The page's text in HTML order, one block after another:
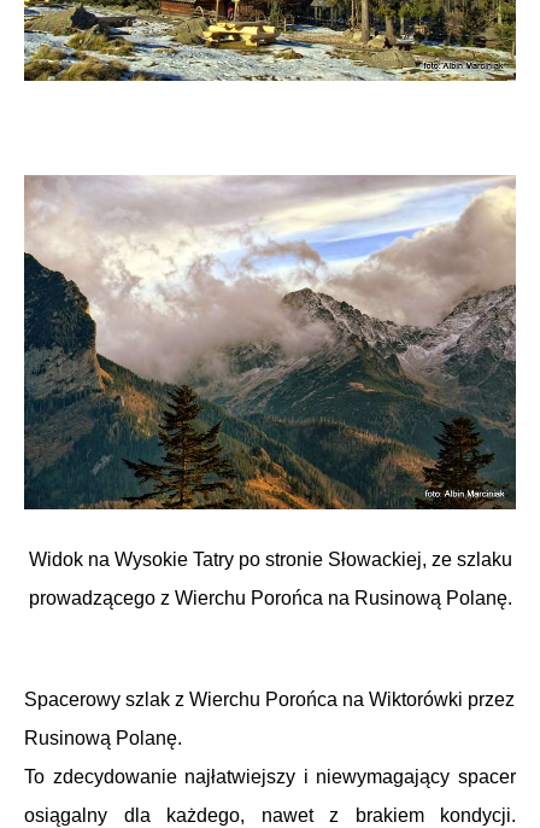
Widok na Wysokie Tatry po stronie Słowackiej, ze szlaku
prowadzącego z Wierchu Porońca na Rusinową Polanę.
Spacerowy szlak z Wierchu Porońca na Wiktorówki przez
Rusinową Polanę.
To zdecydowanie najłatwiejszy i niewymagający spacer
osiągalny dla każdego, nawet z brakiem kondycji.